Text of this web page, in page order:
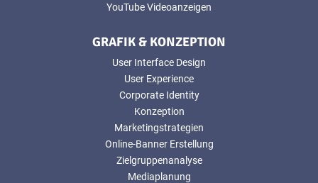
YouTube Videoanzeigen
GRAFIK & KONZEPTION
User Interface Design
User Experience
Corporate Identity
Konzeption
Marketingstrategien
Online-Banner Erstellung
Zielgruppenanalyse
Mediaplanung